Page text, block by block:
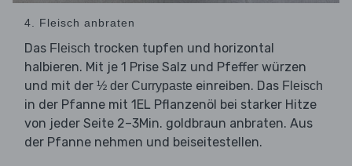
4. Fleisch anbraten
Das Fleisch trocken tupfen und horizontal
halbieren. Mit je 1 Prise Salz und Pfeffer würzen
und mit der ½ der Currypaste einreiben. Das Fleisch
in der Pfanne mit 1EL Pflanzenöl bei starker Hitze
von jeder Seite 2–3Min. goldbraun anbraten. Aus
der Pfanne nehmen und beiseitestellen.